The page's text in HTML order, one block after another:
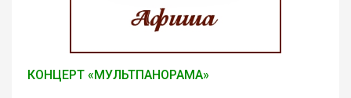
КОНЦЕРТ «МУЛЬТПАНОРАМА»